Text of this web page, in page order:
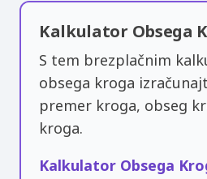
Kalkulator Obsega
S tem brezplačnim
obsega kroga
premer kroga, obseg
kroga.
Kalkulator Obsega